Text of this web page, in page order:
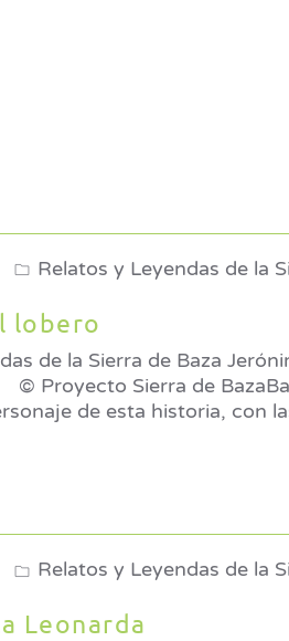
Relatos y Leyendas de la
lobero
de la Sierra de Baza Jerónimo el
de esta historia, con
Relatos y Leyendas de la
Leonarda